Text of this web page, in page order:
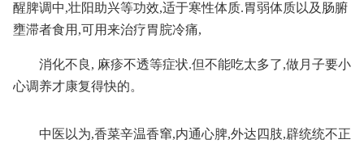
醒脾调中,壮阳助兴等功效,适于寒性体质.胃弱体质以及肠腑
壅滞者食用,可用来治疗胃脘冷痛,
消化不良, 麻疹不透等症状.但不能吃太多了,做月子要小
心调养才康复得快的。
中医以为,香菜辛温香窜,内通心脾,外达四肢,辟统统不正